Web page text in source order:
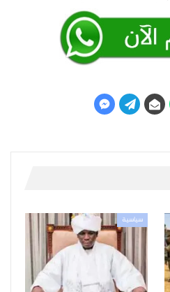
سياسية